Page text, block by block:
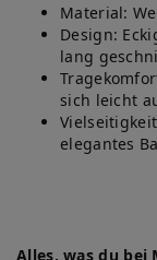
Material:
Design:
lang
sich leicht
elegantes
Alles, was du bei